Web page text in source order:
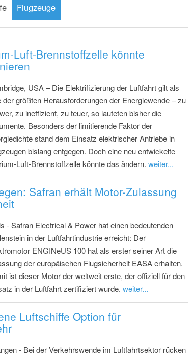
Flugzeuge
Luft-Brennstoffzelle könnte
USA – Die Elektrifizierung der Luftfahrt gilt als
der größten Herausforderungen der Energiewende – zu
zu ineffizient, zu teuer, so lauteten bisher die
Besonders der limitierende Faktor der
stand dem Einsatz elektrischer Antriebe in
bislang entgegen. Doch eine neu entwickelte
Luft-Brennstoffzelle könnte das ändern. weiter...
Safran erhält Motor-Zulassung
- Safran Electrical & Power hat einen bedeutenden
in der Luftfahrtindustrie erreicht: Der
ENGINeUS 100 hat als erster seiner Art die
der europäischen Flugsicherheit EASA erhalten.
ist dieser Motor der weltweit erste, der offiziell für den
in der Luftfahrt zertifiziert wurde. weiter...
Luftschiffe Option für
- Bei der Verkehrswende im Luftfahrtsektor rücken